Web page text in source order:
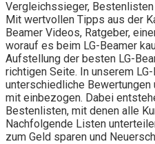
Vergleichssieger,
Mit wertvollen Tipps aus der
Beamer Videos, Ratgeber,
worauf es beim LG-Beamer
Aufstellung der besten LG-
richtigen Seite. In unserem
unterschiedliche
mit einbezogen. Dabei
Bestenlisten, mit denen alle
Nachfolgende Listen
zum Geld sparen und